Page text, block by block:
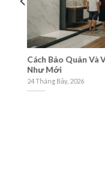
Cách Bảo Quản Và
Như Mới
24 Tháng Bảy, 2026